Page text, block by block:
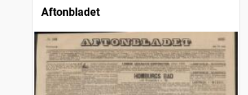
Aftonbladet